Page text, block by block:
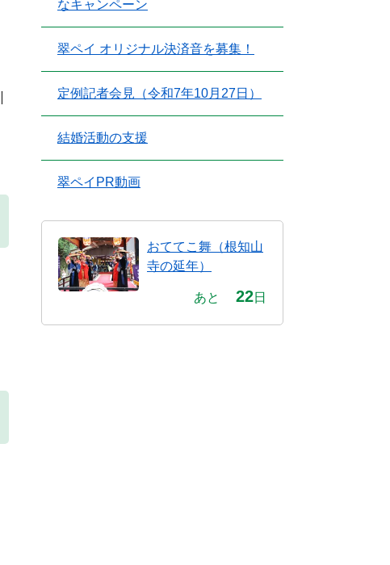
なキャンペーン
翠ペイ オリジナル決済音を募集！
定例記者会見（令和7年10月27日）
結婚活動の支援
翠ペイPR動画
おててこ舞（根知山
寺の延年）
あと 22日